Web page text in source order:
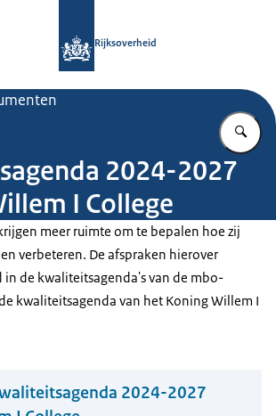
Rijksoverheid
2024-2027
I College
meer ruimte om te bepalen hoe zij
verbeteren. De afspraken hierover
in de kwaliteitsagenda's van de mbo-
kwaliteitsagenda van het Koning Willem I
2024-2027